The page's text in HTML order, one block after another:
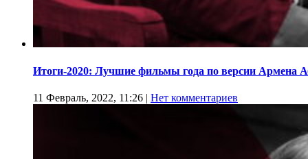
Итоги-2020: Лучшие фильмы года по версии Армена
11 Февраль, 2022, 11:26 | Нет комментариев